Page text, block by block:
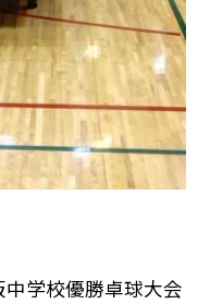
学校優勝卓球大会